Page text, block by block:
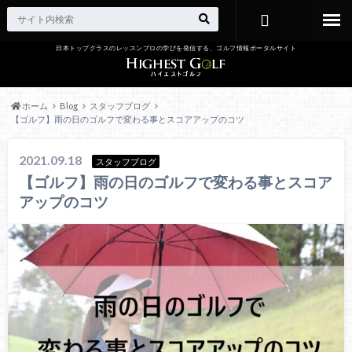
日本トップクラスのレッスンプロの学びを発信する、ゴルフ情報ポータルサイト
ホーム Blog
スタッフブログ
【ゴルフ】雨の日のゴルフで変わる事とスコアアップのコツ
2021.09.18 スタッフブログ
【ゴルフ】雨の日のゴルフで変わる事とスコア
アップのコツ